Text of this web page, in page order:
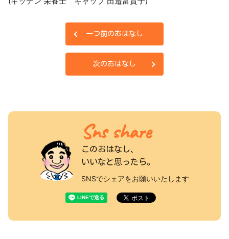
一つ前のおはなし
次のおはなし
Sns share
このおはなし、
いいなと思ったら。
SNSでシェアをお願いいたします